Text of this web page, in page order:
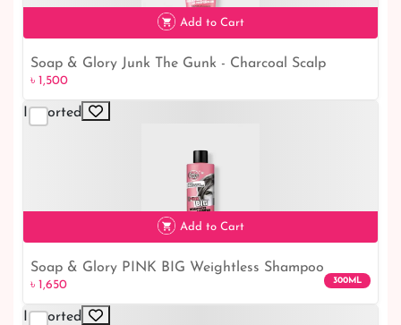
৳ 850
৳ 1,500
Add to Cart
Soap & Glory Junk The Gunk - Charcoal Scalp
Exfoliating ShampooSoap & Glory Junk The Gunk -
Charcoal Scalp Exfoliating Shampoo
৳ 1,500
Imported
Add to Cart
Soap & Glory PINK BIG Weightless Shampoo
300ml: The Ultimate Volumizing Solution
৳ 1,650 300ML
Imported